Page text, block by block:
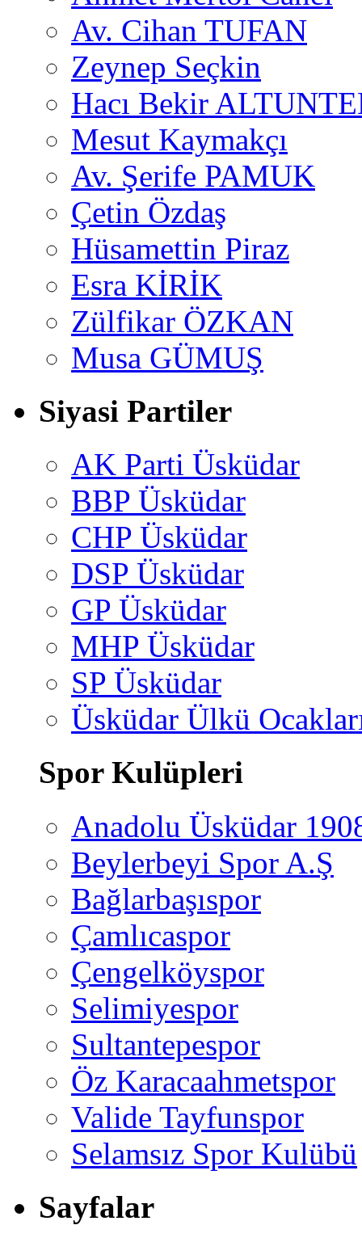
Av. Cihan TUFAN
Zeynep Seçkin
Hacı Bekir
Mesut Kaymakçı
Av. Şerife PAMUK
Çetin Özdaş
Hüsamettin Piraz
Esra KİRİK
Zülfikar ÖZKAN
Musa GÜMUŞ
Siyasi Partiler
AK Parti Üsküdar
BBP Üsküdar
CHP Üsküdar
DSP Üsküdar
GP Üsküdar
MHP Üsküdar
SP Üsküdar
Üsküdar Ülkü
Spor Kulüpleri
Anadolu Üsküdar
Beylerbeyi Spor A.Ş
Bağlarbaşıspor
Çamlıcaspor
Çengelköyspor
Selimiyespor
Sultantepespor
Öz Karacaahmetspor
Valide Tayfunspor
Selamsız Spor Kulübü
Sayfalar